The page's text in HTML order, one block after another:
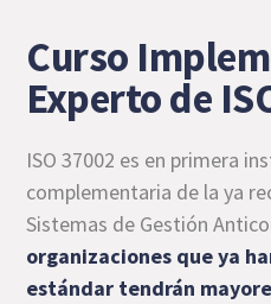
Curso
Experto de
ISO 37002 es en primera
complementaria de la ya
Sistemas de Gestión
organizaciones que ya
estándar tendrán